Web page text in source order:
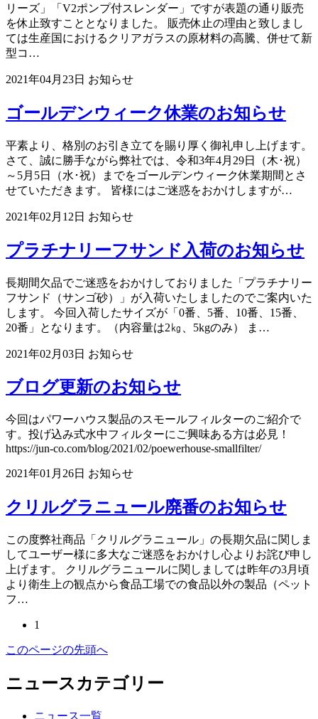
リーズ」「V2ポンプ付スレンダー」ですが表題の通り販売
を休止致すこととなりました。 販売休止の理由と致しまし
ては生産国におけるクリアガラスの原材料の高騰、併せて新
型コ…
2021年04月23日 お知らせ
ゴールデンウィーク休業のお知らせ
平素より、格別のお引き立てを賜り厚く御礼申し上げます。
さて、誠に勝手ながら弊社では、令和3年4月29日（木･祝）
～5月5日（水･祝）までをゴールデンウィーク休業期間とさ
せていただきます。 皆様にはご迷惑をおかけしますが…
2021年02月12日 お知らせ
プラチナリーフサンド入荷のお知らせ
長期間欠品でご迷惑をおかけしておりました「プラチナリー
フサンド（サンゴ砂）」が入荷いたしましたのでご案内いた
します。 今回入荷したサイズが「0番、5番、10番、15番、
20番」となります。（内容量は2㎏、5kgのみ） ま…
2021年02月03日 お知らせ
ブログ更新のお知らせ
今回はパワーハウス製品のスモールフィルターのご紹介で
す。投げ込み式水中フィルターにご興味ある方は必見！
https://jun-co.com/blog/2021/02/poewerhouse-smallfilter/
2021年01月26日 お知らせ
クリルグラニュール廃番のお知らせ
この度弊社商品「クリルグラニュール」の長期欠品に関しま
してユーザー様に多大なご迷惑をおかけし心よりお詫び申し
上げます。 クリルグラニュールに関しましては昨年の3月頃
より衛生上の観点から食品工場での食品以外の製品（ペット
フ…
1
このページの先頭へ
ニュースカテゴリー
ニュース一覧